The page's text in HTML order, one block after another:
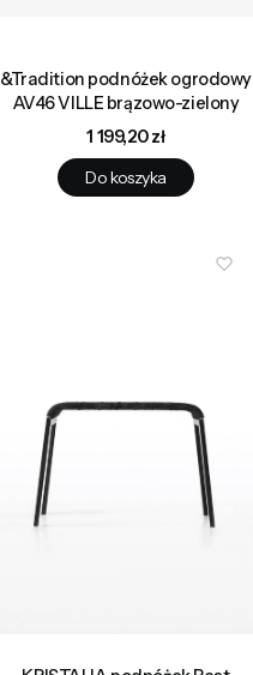
&Tradition podnóżek ogrodowy
AV46 VILLE brązowo-zielony
Cena
1 199,20 zł
Do koszyka